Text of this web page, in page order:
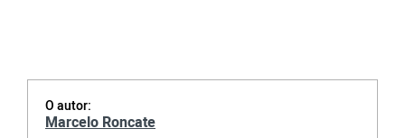
O autor:
Marcelo Roncate